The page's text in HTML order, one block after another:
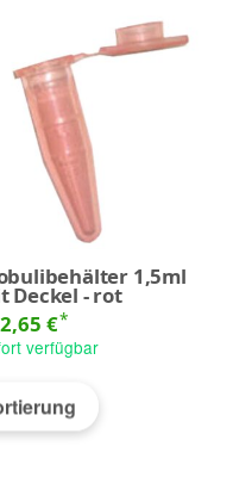
1,5ml
Deckel - rot
2,65 €*
verfügbar